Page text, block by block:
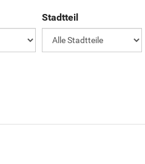
Stadtteil